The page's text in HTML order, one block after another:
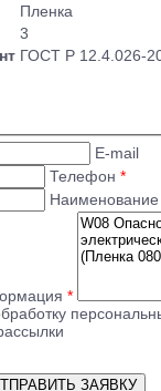
Пленка
3
ГОСТ Р 12.4.026-
E-mail
Телефон *
Наименование
*